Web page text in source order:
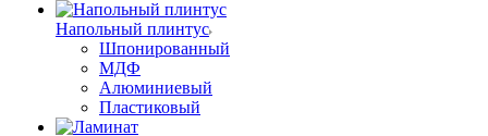
Напольный плинтус
Шпонированный
МДФ
Алюминиевый
Пластиковый